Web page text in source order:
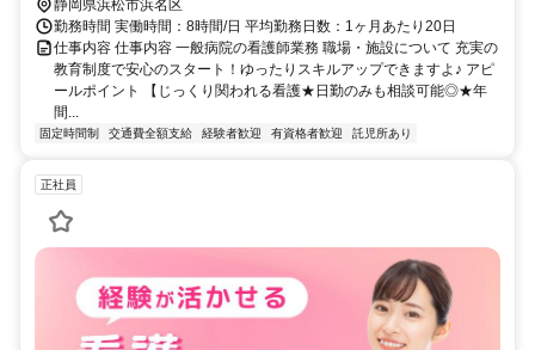
静岡県浜松市浜名区
勤務時間 実働時間：8時間/日 平均勤務日数：1ヶ月あたり20日
仕事内容 仕事内容 一般病院の看護師業務 職場・施設について 充実の
教育制度で安心のスタート！ゆったりスキルアップできますよ♪ アピ
ールポイント 【じっくり関われる看護★日勤のみも相談可能◎★年
間...
固定時間制 交通費全額支給 経験者歓迎 有資格者歓迎 託児所あり
正社員